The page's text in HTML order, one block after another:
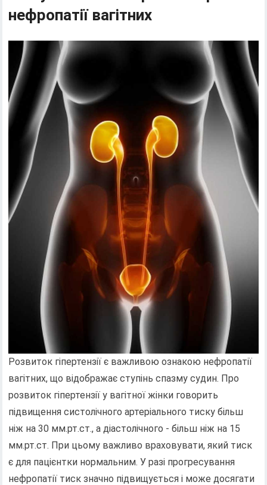
нефропатії вагітних
Розвиток гіпертензії є важливою ознакою нефропатії
вагітних, що відображає ступінь спазму судин. Про
розвиток гіпертензії у вагітної жінки говорить
підвищення систолічного артеріального тиску більш
ніж на 30 мм.рт.ст., а діастолічного - більш ніж на 15
мм.рт.ст. При цьому важливо враховувати, який тиск
є для пацієнтки нормальним. У разі прогресування
нефропатії тиск значно підвищується і може досягати